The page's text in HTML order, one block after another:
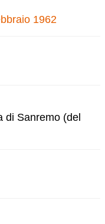
1962
di Sanremo (del